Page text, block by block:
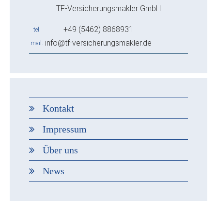
TF-Versicherungsmakler GmbH
tel +49 (5462) 8868931
mail info@tf-versicherungsmakler.de
Kontakt
Impressum
Über uns
News